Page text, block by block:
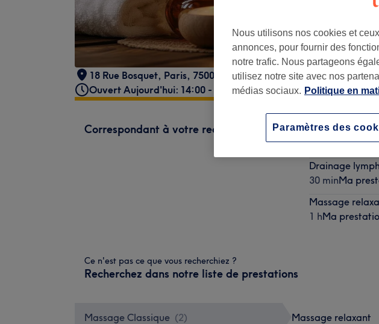
18 Rue Bosquet, Paris, 75007
Ouvert Aujourd'hui: 14:00 - 16:00
Correspondant à votre recherche
Massage du
30 minMa
Drainage
30 minMa
Massage
1 hMa
Ce n'est pas ce que vous recherchiez ?
Recherchez dans notre liste de prestations
Massage Classique (2)
Massage relaxant
Nous utilisons nos cookies et
annonces, pour fournir des
notre trafic. Nous partageons
utilisez notre site avec nos
médias sociaux. Politique en
Paramètres des